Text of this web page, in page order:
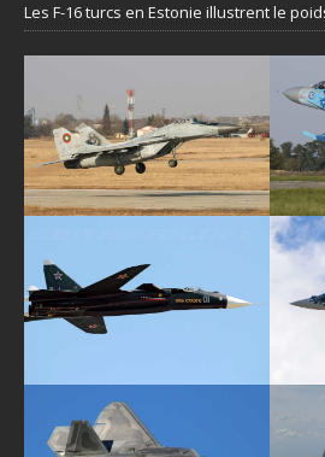
Les F-16 turcs en Estonie illustrent le